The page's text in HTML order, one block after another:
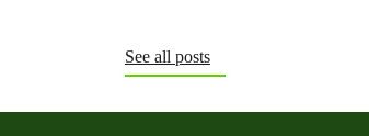
See all posts